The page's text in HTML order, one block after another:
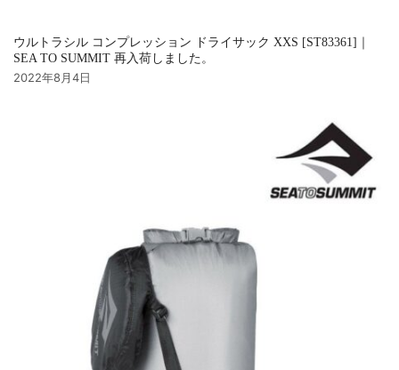
ウルトラシル コンプレッション ドライサック XXS [ST83361]｜
SEA TO SUMMIT 再入荷しました。
2022年8月4日